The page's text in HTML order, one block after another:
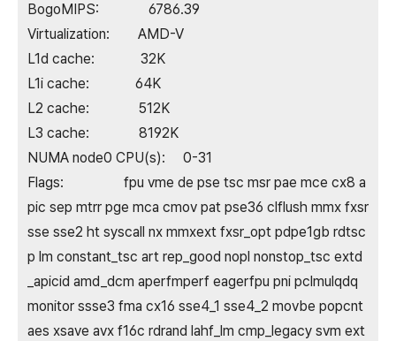
BogoMIPS: 6786.39
Virtualization: AMD-V
L1d cache: 32K
L1i cache: 64K
L2 cache: 512K
L3 cache: 8192K
NUMA node0 CPU(s): 0-31
Flags: fpu vme de pse tsc msr pae mce cx8 a
pic sep mtrr pge mca cmov pat pse36 clflush mmx fxsr
sse sse2 ht syscall nx mmxext fxsr_opt pdpe1gb rdtsc
p lm constant_tsc art rep_good nopl nonstop_tsc extd
_apicid amd_dcm aperfmperf eagerfpu pni pclmulqdq
monitor ssse3 fma cx16 sse4_1 sse4_2 movbe popcnt
aes xsave avx f16c rdrand lahf_lm cmp_legacy svm ext